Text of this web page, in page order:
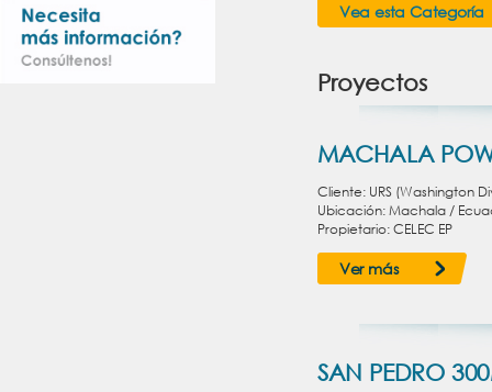
Vea esta Categoría
Proyectos
MACHALA
Cliente: URS (Washington
Ubicación: Machala /
Propietario: CELEC EP
Ver más
SAN PEDRO